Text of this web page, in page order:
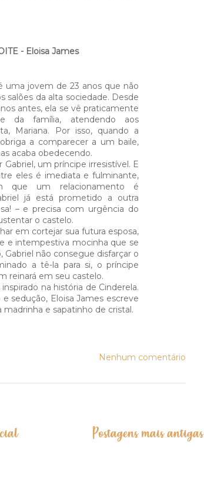
- Eloisa James
uma jovem de 23 anos que não
salões da alta sociedade. Desde
antes, ela se vê praticamente
da família, atendendo aos
Mariana. Por isso, quando a
a comparecer a um baile,
acaba obedecendo.
um príncipe irresistível. E
eles é imediata e fulminante,
que um relacionamento é
já está prometido a outra
– e precisa com urgência do
o castelo.
em cortejar sua futura esposa,
e intempestiva mocinha que se
não consegue disfarçar o
a tê-la para si, o príncipe
reinará em seu castelo.
na história de Cinderela.
sedução, Eloisa James escreve
e sapatinho de cristal.
Nenhum comentário
Postagens mais antigas